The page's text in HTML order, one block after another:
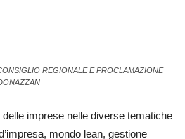
REGIONALE E PROCLAMAZIONE
imprese nelle diverse tematiche
mondo lean, gestione